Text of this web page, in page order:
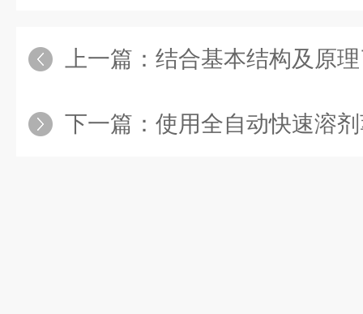
上一篇： 结合基本结构及原
下一篇： 使用全自动快速溶剂萃